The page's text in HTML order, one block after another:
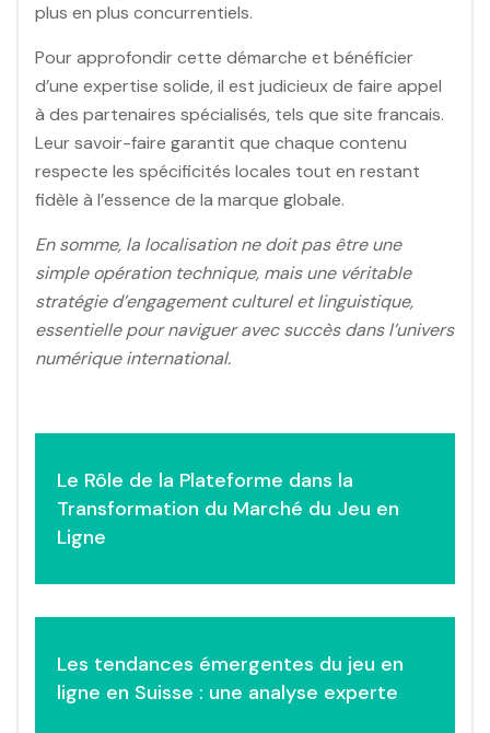
plus en plus concurrentiels.
Pour approfondir cette démarche et bénéficier
d’une expertise solide, il est judicieux de faire appel
à des partenaires spécialisés, tels que site francais.
Leur savoir-faire garantit que chaque contenu
respecte les spécificités locales tout en restant
fidèle à l’essence de la marque globale.
En somme, la localisation ne doit pas être une
simple opération technique, mais une véritable
stratégie d’engagement culturel et linguistique,
essentielle pour naviguer avec succès dans l’univers
numérique international.
navigation
Le Rôle de la Plateforme dans la
Transformation du Marché du Jeu en
Ligne
Les tendances émergentes du jeu en
ligne en Suisse : une analyse experte